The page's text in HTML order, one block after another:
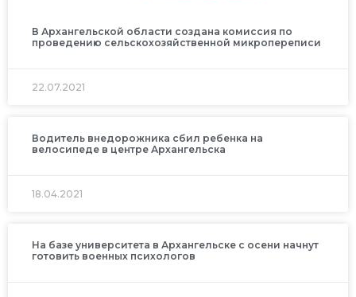
В Архангельской области создана комиссия по
проведению сельскохозяйственной микропереписи
22.07.2021
Водитель внедорожника сбил ребенка на
велосипеде в центре Архангельска
18.04.2021
На базе университета в Архангельске с осени начнут
готовить военных психологов